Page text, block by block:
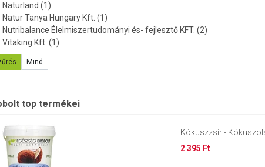
Naturland (1)
Natur Tanya Hungary Kft. (1)
Nutribalance Élelmiszertudományi és- fejlesztő KFT. (2)
Vitaking Kft. (1)
Mind
top termékei
Kókuszzsír -
2 395 Ft